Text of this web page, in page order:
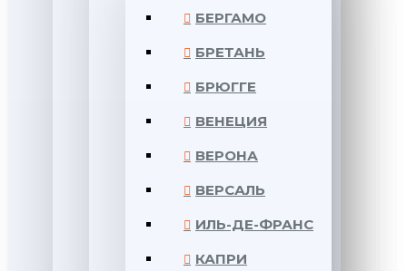
БЕРГАМО
БРЕТАНЬ
БРЮГГЕ
ВЕНЕЦИЯ
ВЕРОНА
ВЕРСАЛЬ
ИЛЬ-ДЕ-ФРАНС
КАПРИ